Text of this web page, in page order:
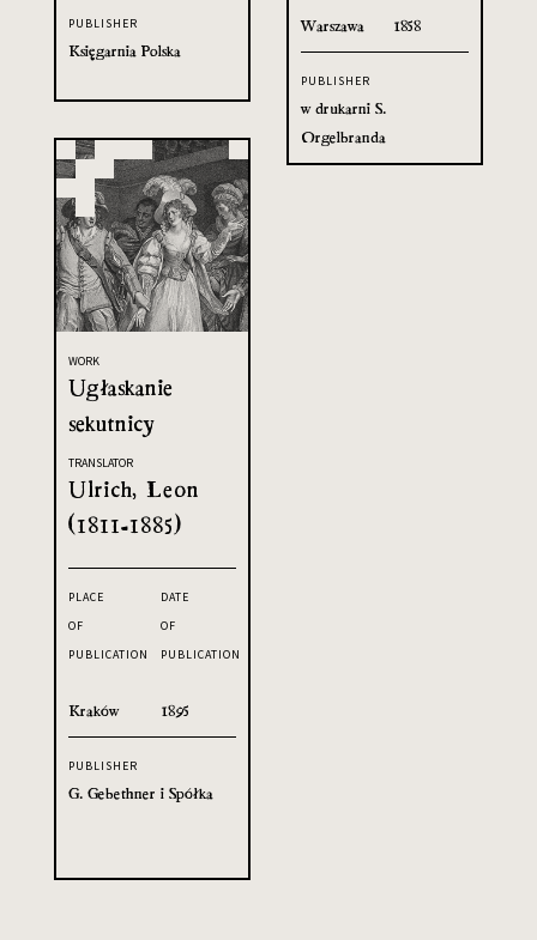
PUBLISHER
Księgarnia Polska
Warszawa 1858
PUBLISHER
w drukarni S.
Orgelbranda
WORK
Ugłaskanie
sekutnicy
TRANSLATOR
Ulrich, Leon
(1811-1885)
PLACE
OF
PUBLICATION
Kraków
DATE
OF
PUBLICATION
1895
PUBLISHER
G. Gebethner i Spółka